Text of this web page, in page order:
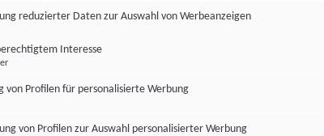
reduzierter Daten zur Auswahl von Werbeanzeigen
Interesse
von Profilen für personalisierte Werbung
von Profilen zur Auswahl personalisierter Werbung